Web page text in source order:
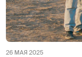
26 МАЯ 2025